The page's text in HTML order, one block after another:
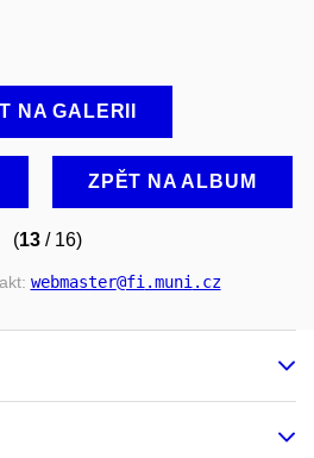
NA GALERII
ZPĚT NA ALBUM
(13 / 16)
webmaster@fi.muni.cz